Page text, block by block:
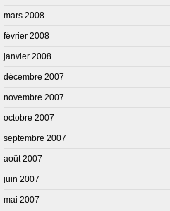
mars 2008
février 2008
janvier 2008
décembre 2007
novembre 2007
octobre 2007
septembre 2007
août 2007
juin 2007
mai 2007